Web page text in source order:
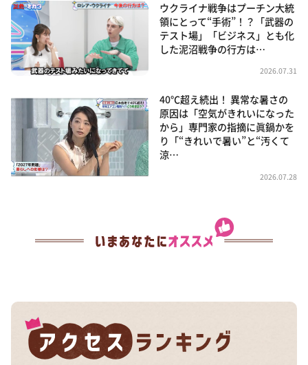
ウクライナ戦争はプーチン大統
領にとって“手術”！？「武器の
テスト場」「ビジネス」とも化
した泥沼戦争の行方は…
2026.07.31
40℃超え続出！ 異常な暑さの
原因は「空気がきれいになった
から」専門家の指摘に眞鍋かを
り「“きれいで暑い”と“汚くて
涼…
2026.07.28